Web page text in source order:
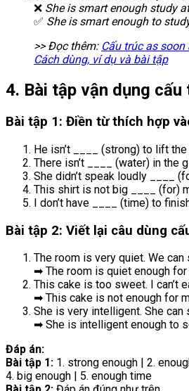
❌ She is smart enough study
✅ She is smart enough to
>> Đọc thêm: Cấu trúc as
Cách dùng, ví dụ và bài tập
4. Bài tập vận dụng cấu
Bài tập 1: Điền từ thích hợp
He isn’t ____ (strong) to lift the
There isn’t ____ (water) in the
She didn’t speak loudly ____
This shirt is not big ____ (for)
I don’t have ____ (time) to
Bài tập 2: Viết lại câu dùng
The room is very quiet. We can
➡ The room is quiet enough
This cake is too sweet. I can’t
➡ This cake is not enough for
She is very intelligent. She can
➡ She is intelligent enough to
Đáp án:
Bài tập 1: 1. strong enough | 2.
4. big enough | 5. enough time